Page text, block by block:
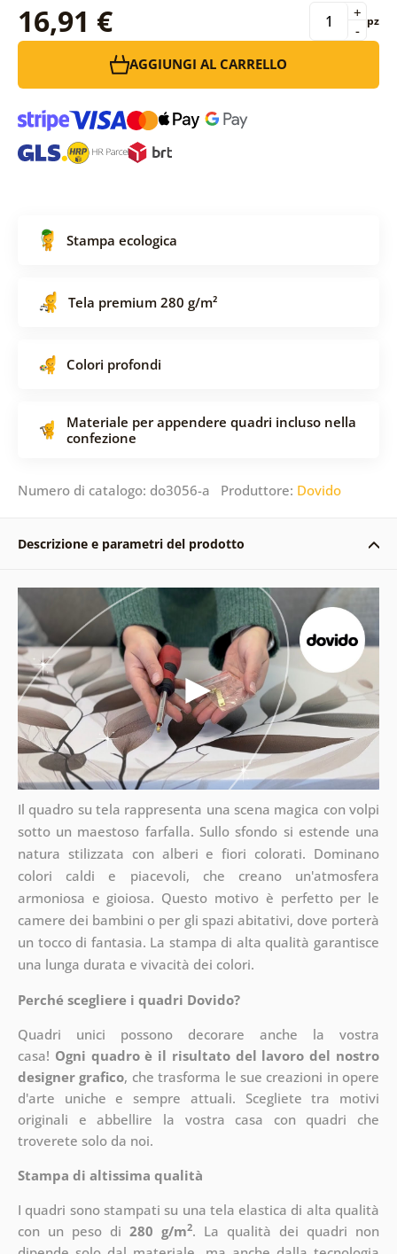
16,91 € -
+ pz
AGGIUNGI AL CARRELLO
Stampa ecologica
Tela premium 280 g/m²
Colori profondi
Materiale per appendere quadri incluso nella
confezione
Numero di catalogo: do3056-a Produttore: Dovido
Descrizione e parametri del prodotto
Il quadro su tela rappresenta una scena magica con volpi
sotto un maestoso farfalla. Sullo sfondo si estende una
natura stilizzata con alberi e fiori colorati. Dominano
colori caldi e piacevoli, che creano un'atmosfera
armoniosa e gioiosa. Questo motivo è perfetto per le
camere dei bambini o per gli spazi abitativi, dove porterà
un tocco di fantasia. La stampa di alta qualità garantisce
una lunga durata e vivacità dei colori.
Perché scegliere i quadri Dovido?
Quadri unici possono decorare anche la vostra
casa! Ogni quadro è il risultato del lavoro del nostro
designer grafico, chetrasforma le sue creazioni in opere
d'arte uniche e sempre attuali. Scegliete tra motivi
originali e abbellire la vostra casa con quadri che
troverete solo da noi.
Stampa di altissima qualità
I quadri sono stampati su una tela elastica di alta qualità
con un peso di 280 g/m2. La qualità dei quadri non